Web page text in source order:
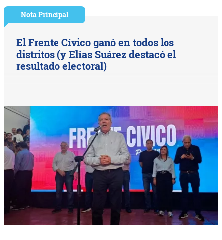
Nota Principal
El Frente Cívico ganó en todos los
distritos (y Elías Suárez destacó el
resultado electoral)